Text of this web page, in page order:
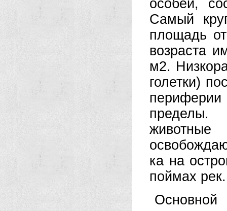
особей,
Самый
площадь
возраста
м2.
голетки)
пределы.
ка на
поймах рек.